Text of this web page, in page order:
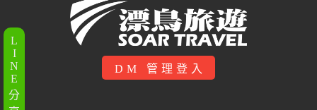
L
I
N
E
分
DM 管理登入